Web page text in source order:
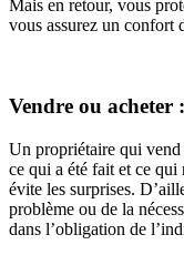
Mais en retour, vous
vous assurez un confort
Vendre ou acheter
Un propriétaire qui
ce qui a été fait et ce qui
évite les surprises.
problème ou de la
dans l’obligation de